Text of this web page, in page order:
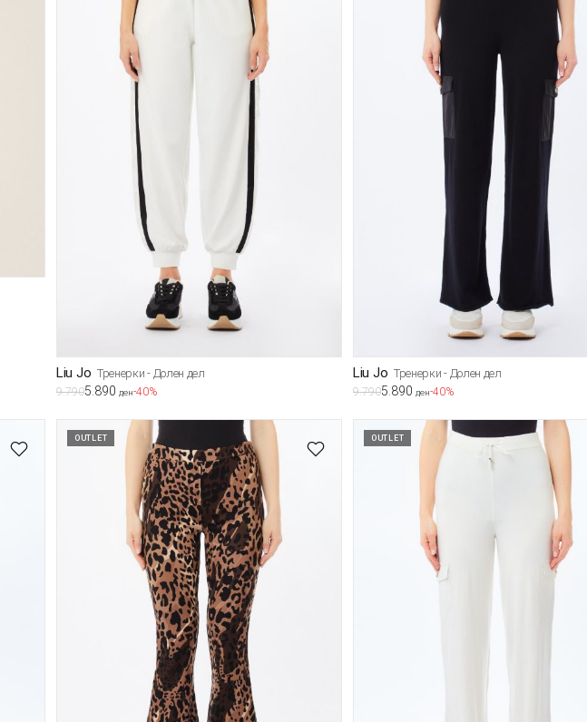
Liu Jo Тренерки - Долен дел
9.7905.890 ден-40%
Liu Jo Тренерки - Долен дел
9.7905.890 ден-40%
OUTLET OUTLET